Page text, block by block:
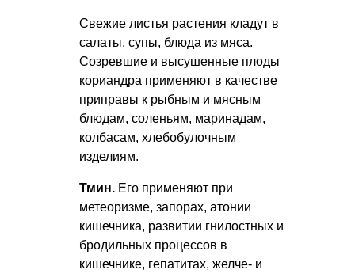
Свежие листья растения кладут в
салаты, супы, блюда из мяса.
Созревшие и высушенные плоды
кориандра применяют в качестве
приправы к рыбным и мясным
блюдам, соленьям, маринадам,
колбасам, хлебобулочным
изделиям.
Тмин. Его применяют при
метеоризме, запорах, атонии
кишечника, развитии гнилостных и
бродильных процессов в
кишечнике, гепатитах, желче- и